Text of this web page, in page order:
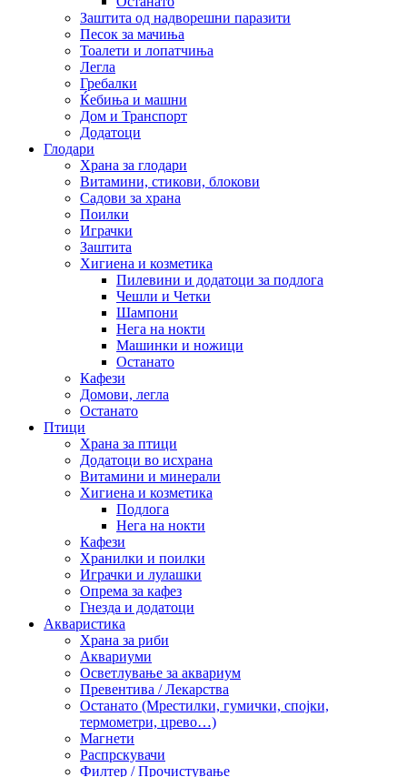
Заштита од надворешни паразити
Песок за мачиња
Тоалети и лопатчиња
Легла
Гребалки
Ќебиња и машни
Дом и Транспорт
Додатоци
Глодари
Храна за глодари
Витамини, стикови, блокови
Садови за храна
Поилки
Играчки
Заштита
Хигиена и козметика
Пилевини и додатоци за подлога
Чешли и Четки
Шампони
Нега на нокти
Машинки и ножици
Останато
Кафези
Домови, легла
Останато
Птици
Храна за птици
Додатоци во исхрана
Витамини и минерали
Хигиена и козметика
Подлога
Нега на нокти
Кафези
Хранилки и поилки
Играчки и лулашки
Опрема за кафез
Гнезда и додатоци
Акваристика
Храна за риби
Аквариуми
Осветлување за аквариум
Превентива / Лекарства
Останато (Мрестилки, гумички, спојки,
термометри, црево…)
Магнети
Распрскувачи
Филтер / Прочистување